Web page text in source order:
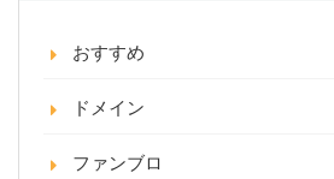
おすすめ
ドメイン
ファンブロ